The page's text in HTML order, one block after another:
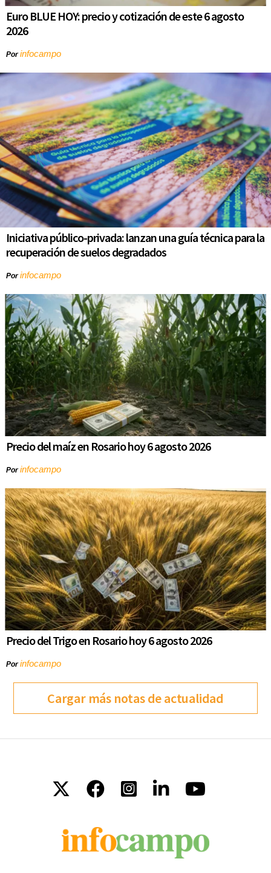
Euro BLUE HOY: precio y cotización de este 6 agosto
2026
Porinfocampo
Iniciativa público-privada: lanzan una guía técnica para la
recuperación de suelos degradados
Porinfocampo
Precio del maíz en Rosario hoy 6 agosto 2026
Porinfocampo
Precio del Trigo en Rosario hoy 6 agosto 2026
Porinfocampo
Cargar más notas de actualidad